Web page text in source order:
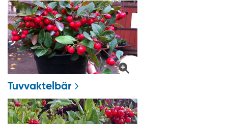
Tuvvaktelbär